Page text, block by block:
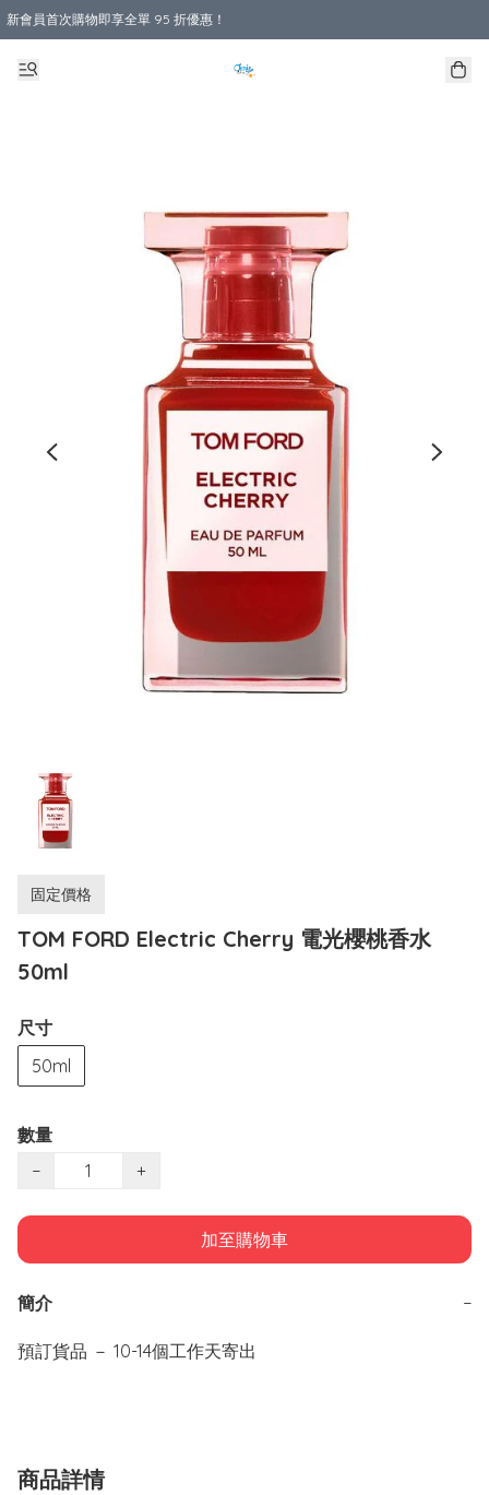
新會員首次購物即享全單 95 折優惠！
購物滿 HKD 800.00即享免運費優惠！（適用於 本地送貨、本地取貨 )
固定價格
TOM FORD Electric Cherry 電光櫻桃香水
50ml
尺寸
50ml
數量
−
+
加至購物車
簡介 −
預訂貨品 － 10-14個工作天寄出
商品詳情